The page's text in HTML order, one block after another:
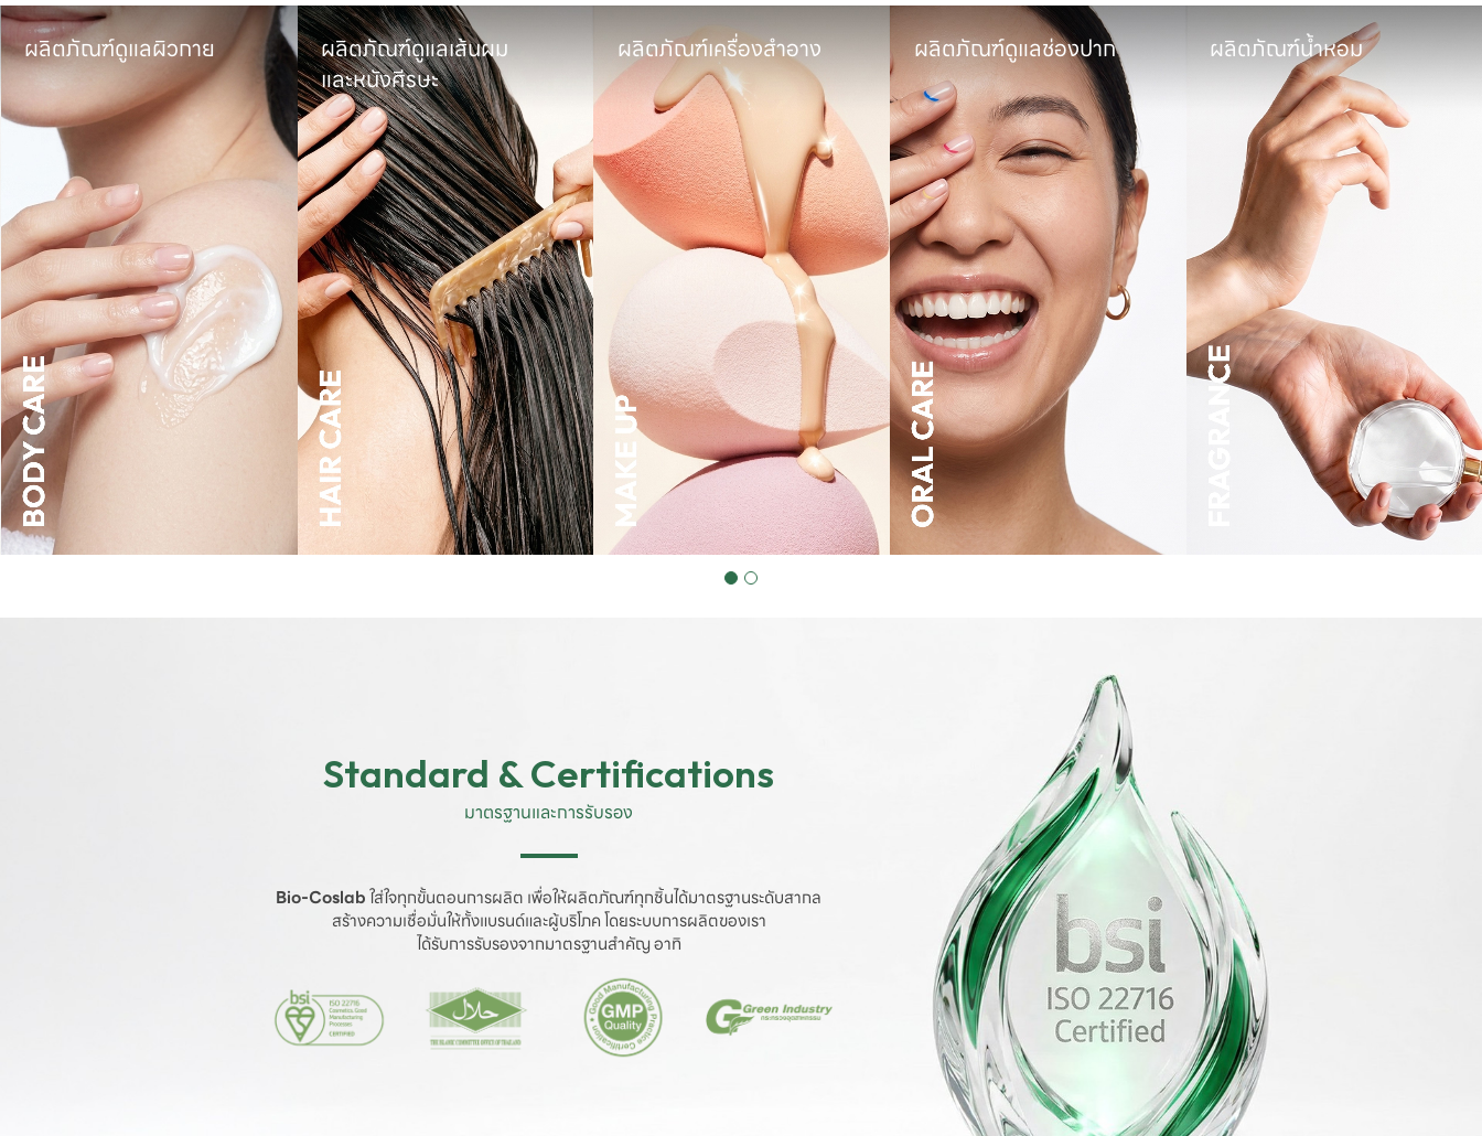
ผลิตภัณฑ์ดูแลผิวกาย
ผลิตภัณฑ์ดูแลเส้นผม
และหนังศีรษะ
ผลิตภัณฑ์เครื่องสำอาง ผลิตภัณฑ์ดูแลช่องปาก ผลิตภัณฑ์น้ำหอม
Standard & Certifications
มาตรฐานและการรับรอง
Bio-Coslab ใส่ใจทุกขั้นตอนการผลิต เพื่อให้ผลิตภัณฑ์ทุกชิ้นได้มาตรฐานระดับสากล
สร้างความเชื่อมั่นให้ทั้งแบรนด์และผู้บริโภค โดยระบบการผลิตของเรา
ได้รับการรับรองจากมาตรฐานสำคัญ อาทิ